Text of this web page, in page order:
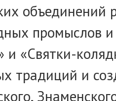
объединений
промыслов
«Святки-
традиций и